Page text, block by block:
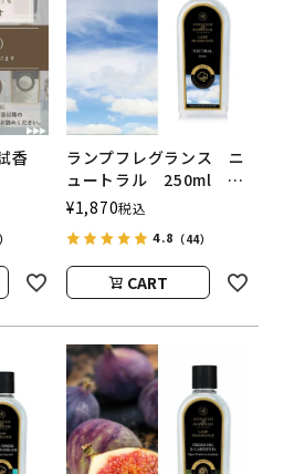
香
ランプフレグランス ニ
ュートラル 250ml フ
レグランスランプ用オイ
ル
ASHLEIGH&BURWOOD
（アシュレイアンドバー
ウッド）
¥1,870税込
4.8 （44）
CART